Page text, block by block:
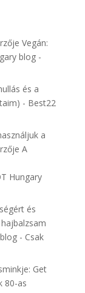
Vegán:
blog -
és a
- Best22
a
A
Hungary
és
- Csak
Get
80-as